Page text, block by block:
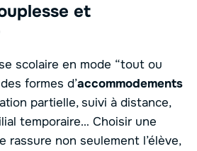
et
scolaire en mode “tout ou
formes d’accommodements
partielle, suivi à distance,
temporaire… Choisir une
rassure non seulement l’élève,